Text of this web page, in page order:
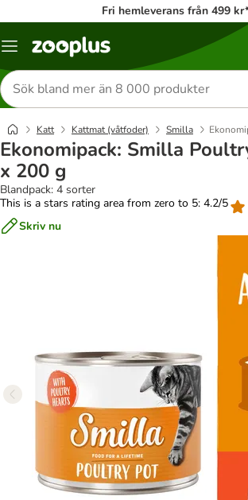
Fri hemleverans från 499
Katalogmeny
Sök
efter
produkter
Katt Kattmat (våtfoder) Smilla
Ekonomipack: Smilla
x 200 g
Blandpack: 4 sorter
This is a stars rating area from zero to 5: 4.2/5
Skriv nu